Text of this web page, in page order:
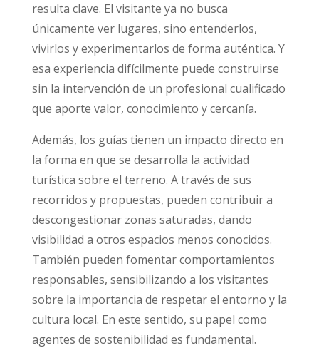
resulta clave. El visitante ya no busca
únicamente ver lugares, sino entenderlos,
vivirlos y experimentarlos de forma auténtica. Y
esa experiencia difícilmente puede construirse
sin la intervención de un profesional cualificado
que aporte valor, conocimiento y cercanía.
Además, los guías tienen un impacto directo en
la forma en que se desarrolla la actividad
turística sobre el terreno. A través de sus
recorridos y propuestas, pueden contribuir a
descongestionar zonas saturadas, dando
visibilidad a otros espacios menos conocidos.
También pueden fomentar comportamientos
responsables, sensibilizando a los visitantes
sobre la importancia de respetar el entorno y la
cultura local. En este sentido, su papel como
agentes de sostenibilidad es fundamental.